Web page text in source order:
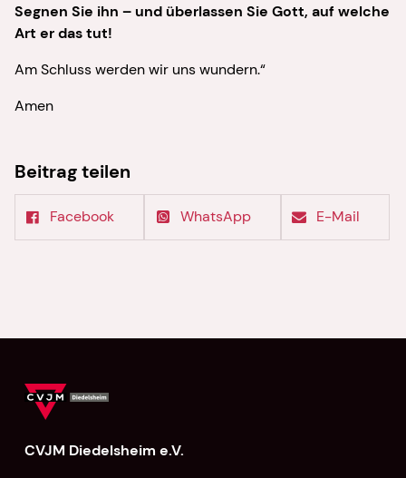
Segnen Sie ihn – und überlassen Sie Gott, auf welche
Art er das tut!
Am Schluss werden wir uns wundern.“
Amen
Beitrag teilen
Facebook WhatsApp E-Mail
CVJM Diedelsheim e.V.